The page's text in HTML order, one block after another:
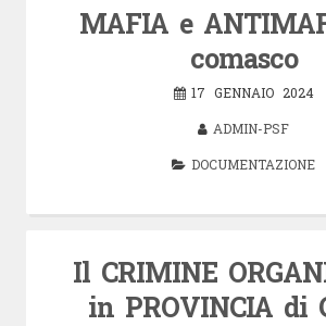
MAFIA e
comasco
17 GENNAIO 2024
ADMIN-PSF
DOCUMENTAZIONE
Il CRIMINE
in PROVINCIA di